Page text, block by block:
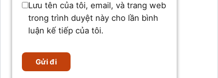
Lưu tên của tôi, email, và trang web
trong trình duyệt này cho lần bình
luận kế tiếp của tôi.